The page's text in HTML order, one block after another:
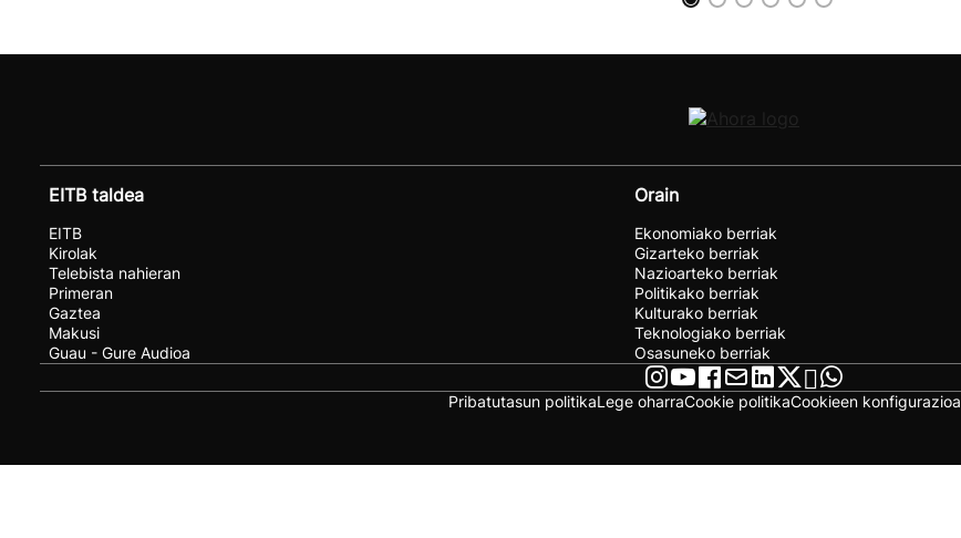
EITB taldea
EITB
Kirolak
Telebista nahieran
Primeran
Gaztea
Makusi
Guau - Gure Audioa
Orain
Ekonomiako berriak
Gizarteko berriak
Nazioarteko berriak
Politikako berriak
Kulturako berriak
Teknologiako berriak
Osasuneko berriak
Pribatutasun politikaLege oharraCookie politikaCookieen konfigurazioa